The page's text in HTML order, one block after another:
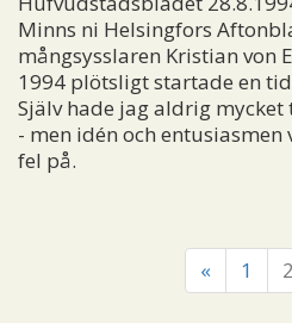
Minns ni Helsingfors
mångsysslaren Kristian von
1994 plötsligt startade en
Själv hade jag aldrig
- men idén och
fel på.
« 1 2